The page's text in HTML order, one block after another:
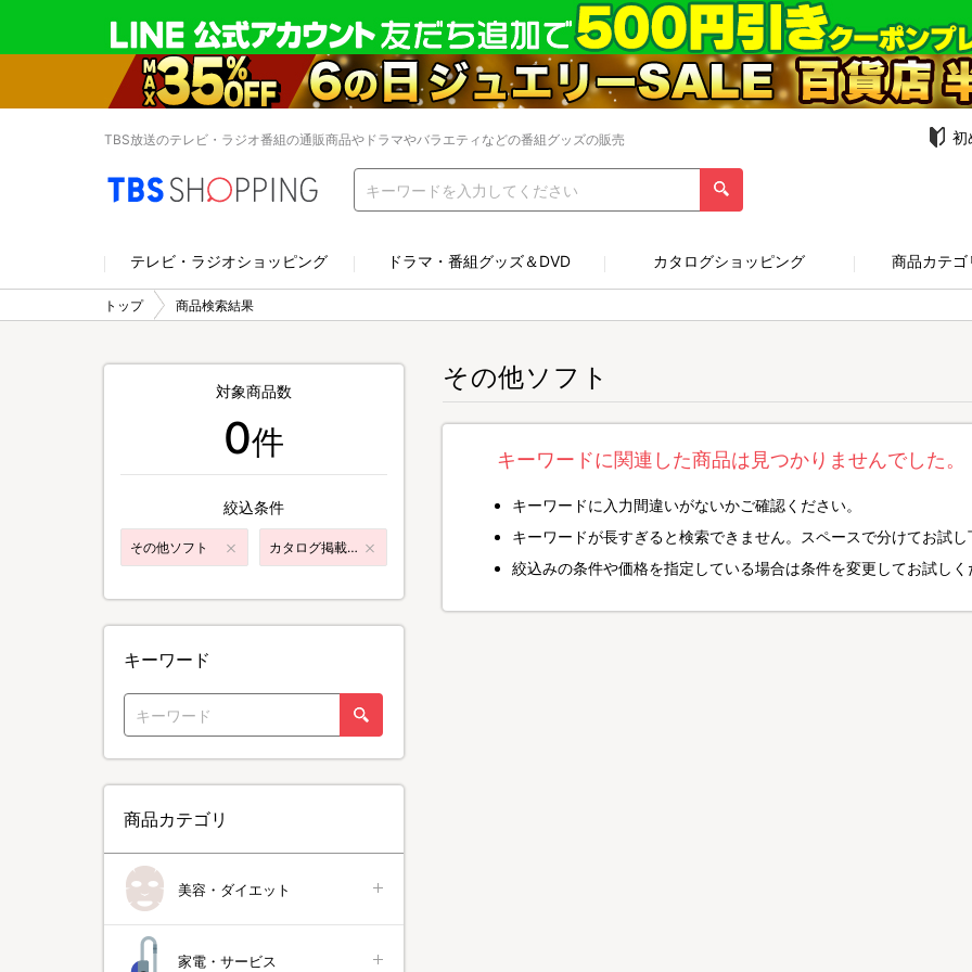
TBS放送のテレビ・ラジオ番組の通販商品やドラマやバラエティなどの番組グッズの販売 初
テレビ・ラジオショッピング ドラマ・番組グッズ＆DVD カタログショッピング 商品カテゴ
トップ 商品検索結果
その他ソフト
キーワードに関連した商品は見つかりませんでした。
キーワードに入力間違いがないかご確認ください。
キーワードが長すぎると検索できません。スペースで分けてお試し
絞込みの条件や価格を指定している場合は条件を変更してお試しく
対象商品数
0件
絞込条件
その他ソフト カタログ掲載商品
キーワード
商品カテゴリ
美容・ダイエット
家電・サービス